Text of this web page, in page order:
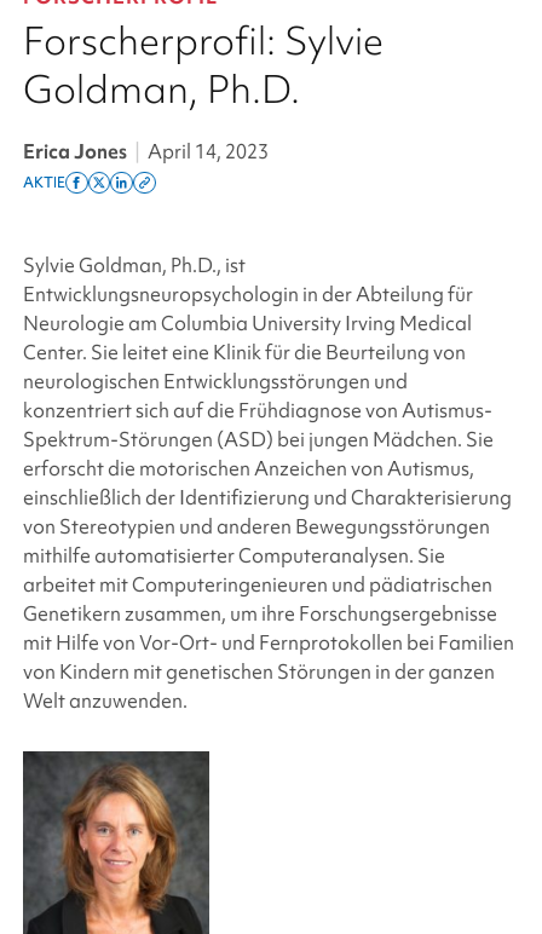
Forscherprofil: Sylvie
Goldman, Ph.D.
Erica Jones April 14, 2023
AKTIE
Share
facebook
Share
x
twitter
Share
linkedin
Copy
page
link
Sylvie Goldman, Ph.D., ist
Entwicklungsneuropsychologin in der Abteilung für
Neurologie am Columbia University Irving Medical
Center. Sie leitet eine Klinik für die Beurteilung von
neurologischen Entwicklungsstörungen und
konzentriert sich auf die Frühdiagnose von Autismus-
Spektrum-Störungen (ASD) bei jungen Mädchen. Sie
erforscht die motorischen Anzeichen von Autismus,
einschließlich der Identifizierung und Charakterisierung
von Stereotypien und anderen Bewegungsstörungen
mithilfe automatisierter Computeranalysen. Sie
arbeitet mit Computeringenieuren und pädiatrischen
Genetikern zusammen, um ihre Forschungsergebnisse
mit Hilfe von Vor-Ort- und Fernprotokollen bei Familien
von Kindern mit genetischen Störungen in der ganzen
Welt anzuwenden.